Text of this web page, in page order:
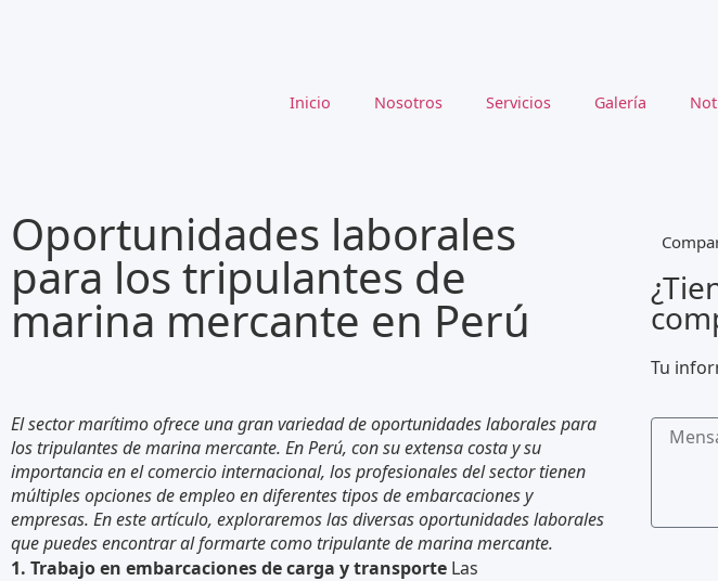
Inicio Nosotros Servicios Galería
Oportunidades laborales
para los tripulantes de
marina mercante en Perú
El sector marítimo ofrece una gran variedad de oportunidades laborales para
los tripulantes de marina mercante. En Perú, con su extensa costa y su
importancia en el comercio internacional, los profesionales del sector tienen
múltiples opciones de empleo en diferentes tipos de embarcaciones y
empresas. En este artículo, exploraremos las diversas oportunidades laborales
que puedes encontrar al formarte como tripulante de marina mercante.
1. Trabajo en embarcaciones de carga y transporte Las
Tu